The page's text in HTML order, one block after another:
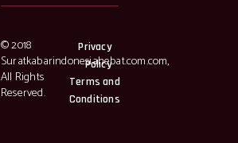
© 2018
Suratkabarindonesiahebat.com.com,
All Rights
Reserved.
Privacy
Policy
Terms and
Conditions